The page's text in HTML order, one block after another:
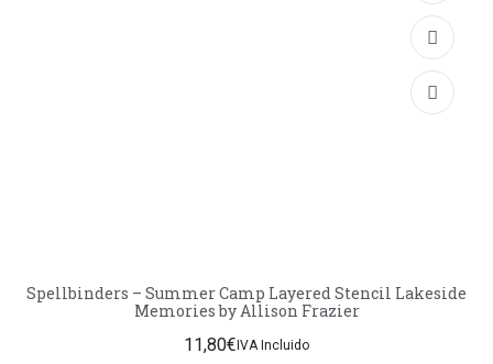
Spellbinders – Summer Camp Layered Stencil Lakeside
Memories by Allison Frazier
11,80€IVA Incluido